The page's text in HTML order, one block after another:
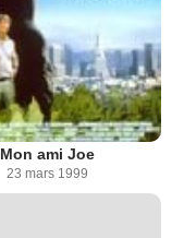
Mon ami Joe
23 mars 1999